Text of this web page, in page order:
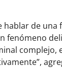
hablar de una
fenómeno
complejo,